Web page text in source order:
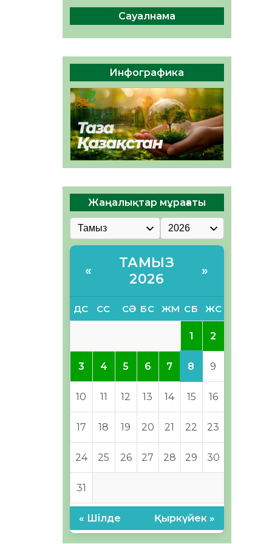
Руслан Рүстемұлы облыс
әкімінің кеңесшісі болып
тағайындалды
05.08.2026
42 0
Сауалнама
Инфографика
Жаңалықтар мұрағаты
«
ТАМЫЗ
2026
»
ДС СС СӘ БС ЖМ СБ ЖС
1 2
3 4 5 6 7 8 9
10 11 12 13 14 15 16
17 18 19 20 21 22 23
24 25 26 27 28 29 30
31
« Шілде Қыркүйек »